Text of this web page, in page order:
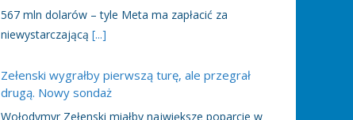
567 mln dolarów – tyle Meta ma zapłacić za
niewystarczającą [...]
Zełenski wygrałby pierwszą turę, ale przegrał
drugą. Nowy sondaż
Wołodymyr Zełenski miałby największe poparcie w